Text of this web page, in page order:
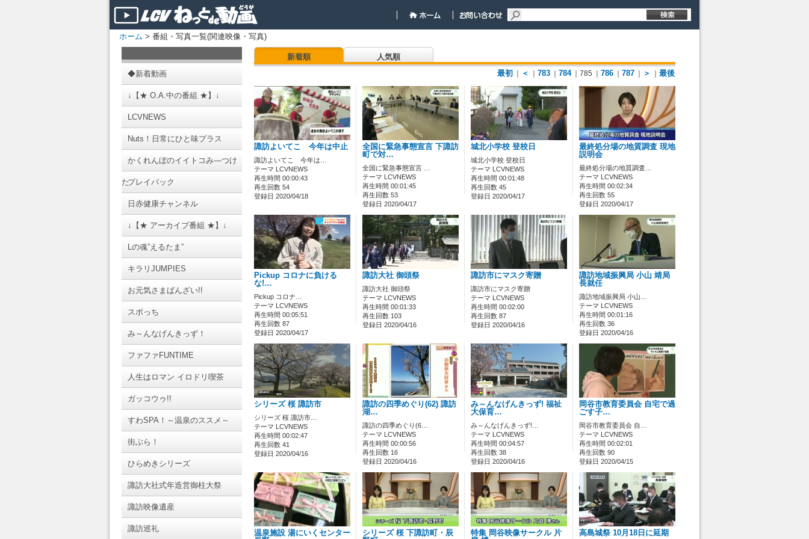
ホーム > 番組・写真一覧(関連映像・写真)
◆新着動画
↓【★ O.A.中の番組 ★】↓
LCVNEWS
Nuts！日常にひと味プラス
かくれんぼのイイトコみ―つけ
たプレイバック
日赤健康チャンネル
↓【★ アーカイブ番組 ★】↓
Lの魂”えるたま”
キラリJUMPIES
お元気さまばんざい!!
スポっち
み～んなげんきっず！
ファファFUNTIME
人生はロマン イロドリ喫茶
ガッコウゥ!!
すわSPA！～温泉のススメ～
街ぶら！
ひらめきシリーズ
諏訪大社式年造営御柱大祭
諏訪映像遺産
諏訪巡礼
新着順
人気順
最初
＜ 783 784 ｜785 786 787 ＞ 最後
諏訪よいてこ 今年は中止
諏訪よいてこ 今年は…
テーマ LCVNEWS
再生時間 00:00:43
再生回数 54
登録日 2020/04/18
全国に緊急事態宣言 下諏訪
町で対…
全国に緊急事態宣言 …
テーマ LCVNEWS
再生時間 00:01:45
再生回数 53
登録日 2020/04/17
城北小学校 登校日
城北小学校 登校日
テーマ LCVNEWS
再生時間 00:01:48
再生回数 45
登録日 2020/04/17
最終処分場の地質調査 現地
説明会
最終処分場の地質調査…
テーマ LCVNEWS
再生時間 00:02:34
再生回数 55
登録日 2020/04/17
Pickup コロナに負ける
な!…
Pickup コロナ…
テーマ LCVNEWS
再生時間 00:05:51
再生回数 87
登録日 2020/04/17
諏訪大社 御頭祭
諏訪大社 御頭祭
テーマ LCVNEWS
再生時間 00:01:33
再生回数 103
登録日 2020/04/16
諏訪市にマスク寄贈
諏訪市にマスク寄贈
テーマ LCVNEWS
再生時間 00:02:00
再生回数 87
登録日 2020/04/16
諏訪地域振興局 小山 靖局
長就任
諏訪地域振興局 小山…
テーマ LCVNEWS
再生時間 00:01:16
再生回数 36
登録日 2020/04/16
シリーズ 桜 諏訪市
シリーズ 桜 諏訪市…
テーマ LCVNEWS
再生時間 00:02:47
再生回数 41
登録日 2020/04/16
諏訪の四季めぐり(62) 諏訪
湖…
諏訪の四季めぐり(6…
テーマ LCVNEWS
再生時間 00:00:56
再生回数 16
登録日 2020/04/16
み～んなげんきっず! 福祉
大保育…
み～んなげんきっず!…
テーマ LCVNEWS
再生時間 00:04:57
再生回数 38
登録日 2020/04/16
岡谷市教育委員会 自宅で過
ごす子…
岡谷市教育委員会 自…
テーマ LCVNEWS
再生時間 00:02:01
再生回数 90
登録日 2020/04/15
温泉施設 湯にいくセンター
シリーズ 桜 下諏訪町・辰
特集 岡谷映像サークル 片
高島城祭 10月18日に延期